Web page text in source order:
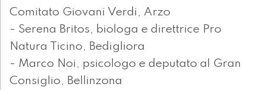
Comitato Giovani Verdi, Arzo
- Serena Britos, biologa e direttrice Pro
Natura Ticino, Bedigliora
- Marco Noi, psicologo e deputato al Gran
Consiglio, Bellinzona